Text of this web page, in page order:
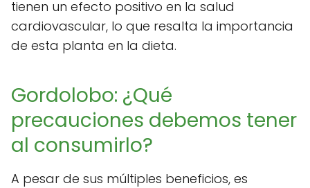
tienen un efecto positivo en la salud
cardiovascular, lo que resalta la importancia
de esta planta en la dieta.
Gordolobo: ¿Qué
precauciones debemos tener
al consumirlo?
A pesar de sus múltiples beneficios, es